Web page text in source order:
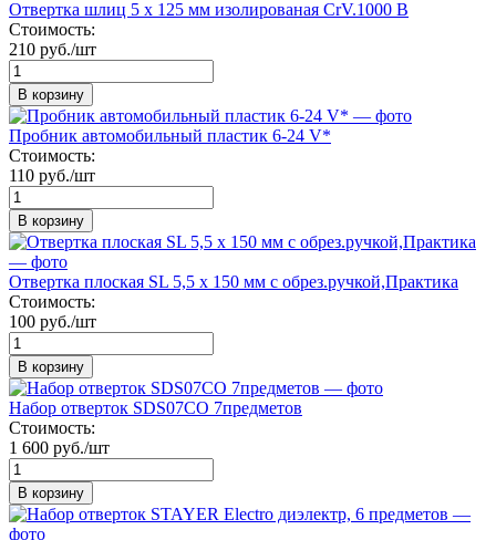
Отвертка шлиц 5 х 125 мм изолированая CrV.1000 B
Стоимость:
210 руб./шт
В корзину
Пробник автомобильный пластик 6-24 V*
Стоимость:
110 руб./шт
В корзину
Отвертка плоская SL 5,5 х 150 мм с обрез.ручкой,Практика
Стоимость:
100 руб./шт
В корзину
Набор отверток SDS07CO 7предметов
Стоимость:
1 600 руб./шт
В корзину